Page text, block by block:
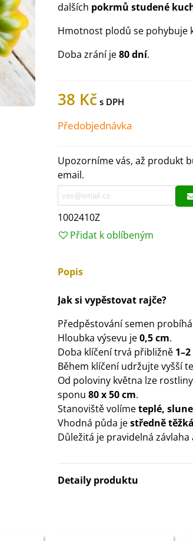
dalších pokrmů studené
Hmotnost plodů se pohybuje
Doba zrání je80 dní.
38 Kč
Předobjednávka
Upozorníme vás, až produkt
email.
1002410Z
Přidat k oblíbeným
Popis
Jak si vypěstovat rajče?
Předpěstování semen probíhá
Hloubka výsevu je0,5 cm.
Doba klíčení trvá přibližně
Během klíčení udržujte vyšší
Od poloviny května lze
sponu 80 x 50 cm.
Stanoviště volímeteplé,
Vhodná půda jestředně
Důležitá je pravidelná
Detaily produktu